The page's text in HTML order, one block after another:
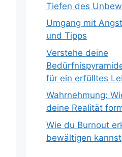
Tiefen des
Umgang mit
und Tipps
Verstehe deine
für ein erfülltes
Wahrnehmung:
deine Realität
Wie du Burnout
bewältigen kannst